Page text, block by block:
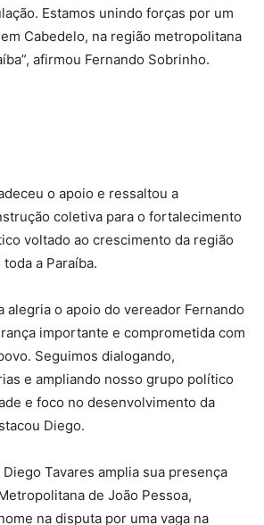
Estamos unindo forças por um
Cabedelo, na região metropolitana
afirmou Fernando Sobrinho.
o apoio e ressaltou a
coletiva para o fortalecimento
voltado ao crescimento da região
a Paraíba.
alegria o apoio do vereador Fernando
importante e comprometida com
Seguimos dialogando,
e ampliando nosso grupo político
e foco no desenvolvimento da
Diego.
Tavares amplia sua presença
de João Pessoa,
na disputa por uma vaga na